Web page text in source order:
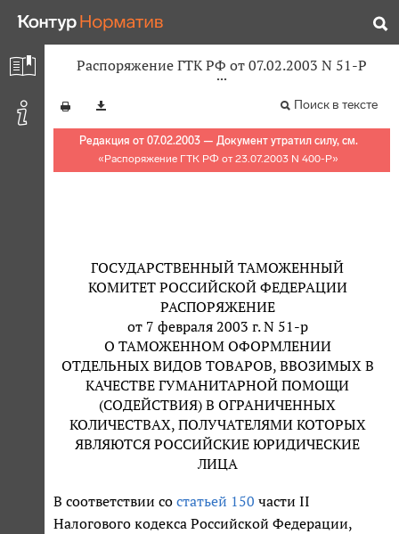
Распоряжение ГТК РФ от 07.02.2003 N 51-Р
Поиск в тексте
Редакция от 07.02.2003 — Документ утратил силу, см.
«Распоряжение ГТК РФ от 23.07.2003 N 400-Р»
ГОСУДАРСТВЕННЫЙ ТАМОЖЕННЫЙ
КОМИТЕТ РОССИЙСКОЙ ФЕДЕРАЦИИ
РАСПОРЯЖЕНИЕ
от 7 февраля 2003 г. N 51-р
О ТАМОЖЕННОМ ОФОРМЛЕНИИ
ОТДЕЛЬНЫХ ВИДОВ ТОВАРОВ, ВВОЗИМЫХ В
КАЧЕСТВЕ ГУМАНИТАРНОЙ ПОМОЩИ
(СОДЕЙСТВИЯ) В ОГРАНИЧЕННЫХ
КОЛИЧЕСТВАХ, ПОЛУЧАТЕЛЯМИ КОТОРЫХ
ЯВЛЯЮТСЯ РОССИЙСКИЕ ЮРИДИЧЕСКИЕ
ЛИЦА
В соответствии со статьей 150 части II
Налогового кодекса Российской Федерации,